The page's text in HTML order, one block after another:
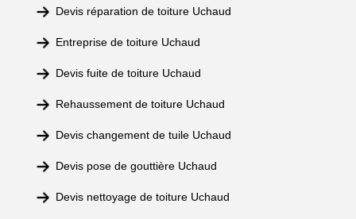
Devis réparation de toiture Uchaud
Entreprise de toiture Uchaud
Devis fuite de toiture Uchaud
Rehaussement de toiture Uchaud
Devis changement de tuile Uchaud
Devis pose de gouttière Uchaud
Devis nettoyage de toiture Uchaud